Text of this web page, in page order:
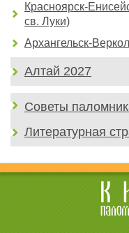
Красноярск-
св. Луки)
Архангельск-
Алтай 2027
Советы
Литературная